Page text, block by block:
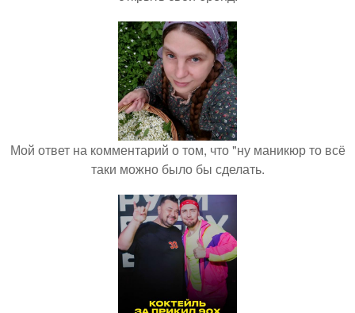
Мой ответ на комментарий о том, что "ну маникюр то всё
таки можно было бы сделать.